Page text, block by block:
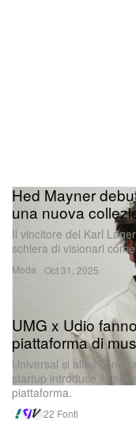
Moda
Hed Mayner
una nuova
Il vincitore del Karl
schiera di visionari
Oct 31, 2025
UMG x Udio
piattaforma di
Universal si allea con
startup introduce il
piattaforma.
22 Fonti